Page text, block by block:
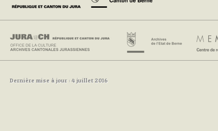
Dernière mise à jour : 4 juillet 2016